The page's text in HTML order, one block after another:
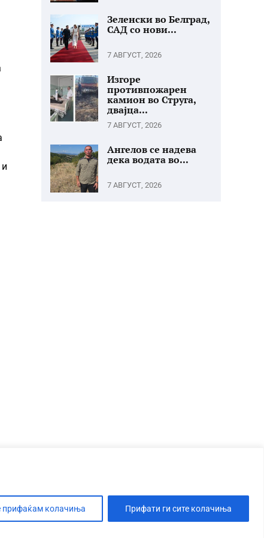
прифаќам колачиња Прифати ги сите колачиња
Зеленски во Белград,
САД со нови...
7 АВГУСТ, 2026
Изгоре
противпожарен
камион во Струга,
двајца...
7 АВГУСТ, 2026
Ангелов се надева
дека водата во...
7 АВГУСТ, 2026